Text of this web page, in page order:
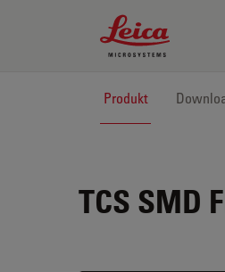
Leica
Produkt
TCS SMD